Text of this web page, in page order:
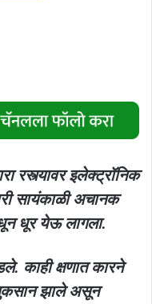
रस्त्यावर इलेक्ट्रॉनिक
सायंकाळी अचानक
धूर येऊ लागला.
काही क्षणात कारने
झाले असून